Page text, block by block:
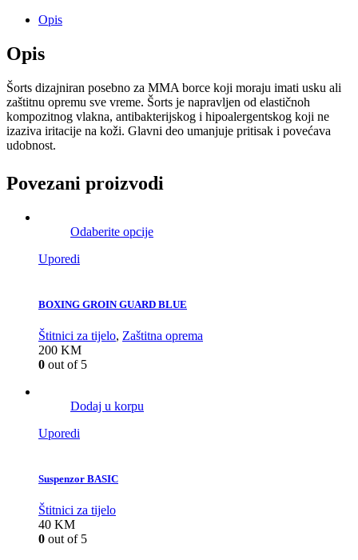
Opis
Opis
Šorts dizajniran posebno za MMA borce koji moraju imati usku ali
zaštitnu opremu sve vreme. Šorts je napravljen od elastičnoh
kompozitnog vlakna, antibakterijskog i hipoalergentskog koji ne
izaziva iritacije na koži. Glavni deo umanjuje pritisak i povećava
udobnost.
Povezani proizvodi
Odaberite opcije
Uporedi
BOXING GROIN GUARD BLUE
Štitnici za tijelo, Zaštitna oprema
200 KM
0 out of 5
Dodaj u korpu
Uporedi
Suspenzor BASIC
Štitnici za tijelo
40 KM
0 out of 5